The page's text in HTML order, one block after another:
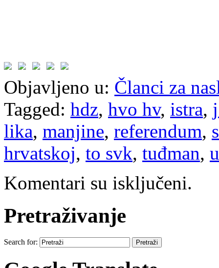
Objavljeno u: Članci za
Tagged: hdz, hvo hv, istra,
lika, manjine, referendum,
hrvatskoj, to svk, tuđman,
Komentari su isključeni.
Pretraživanje
Search for: